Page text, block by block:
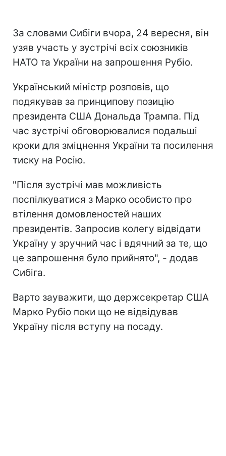
За словами Сибіги вчора, 24 вересня, він
узяв участь у зустрічі всіх союзників
НАТО та України на запрошення Рубіо.
Український міністр розповів, що
подякував за принципову позицію
президента США Дональда Трампа. Під
час зустрічі обговорювалися подальші
кроки для зміцнення України та посилення
тиску на Росію.
"Після зустрічі мав можливість
поспілкуватися з Марко особисто про
втілення домовленостей наших
президентів. Запросив колегу відвідати
Україну у зручний час і вдячний за те, що
це запрошення було прийнято", - додав
Сибіга.
Варто зауважити, що держсекретар США
Марко Рубіо поки що не відвідував
Україну після вступу на посаду.